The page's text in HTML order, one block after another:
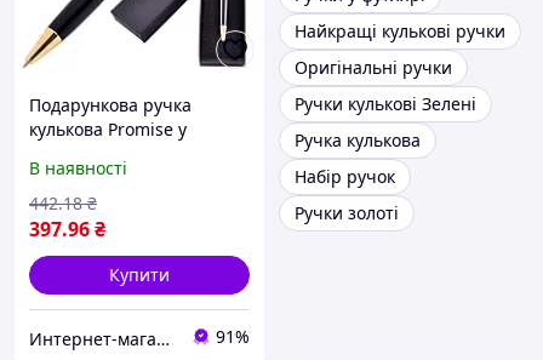
Подарункова ручка
кулькова Promise у
золотистим кліпом) 3183
В наявності
397.96₴
442.18 ₴
Купити
Интернет-магазин Восторг Онлайн - товары для различных людей! 91%
Найкращі кулькові ручки
Оригінальні ручки
Ручки кулькові Зелені
Ручка кулькова
Набір ручок
Ручки золоті